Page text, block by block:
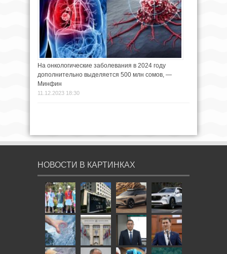
На онкологические заболевания в 2024 году
дополнительно выделяется 500 млн сомов, —
Минфин
11.12.2023 18:30
НОВОСТИ В КАРТИНКАХ